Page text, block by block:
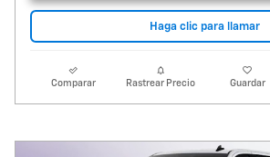
Haga clic para llamar
Comparar Rastrear Precio Guardar